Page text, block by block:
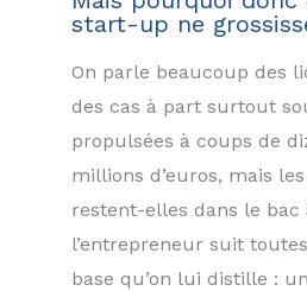
start-up ne
On parle beaucoup des
des cas à part surtout
propulsées à coups de
millions d’euros, mais
restent-elles dans le bac
l’entrepreneur suit
base qu’on lui distille :